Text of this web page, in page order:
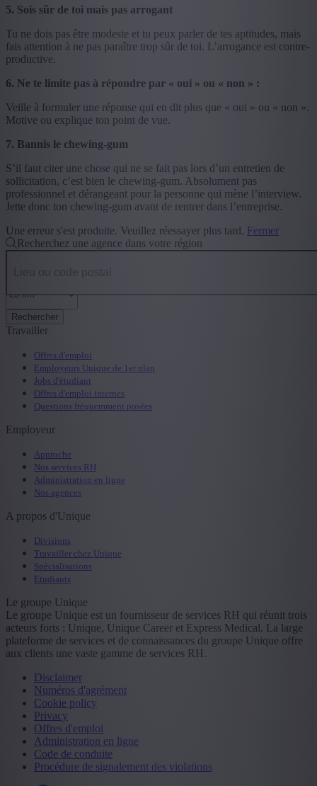
5. Sois sûr de toi mais pas arrogant
Tu ne dois pas être modeste et tu peux parler de tes aptitudes, mais
fais attention à ne pas paraître trop sûr de toi. L’arrogance est contre-
productive.
6. Ne te limite pas à répondre par « oui » ou « non » :
Veille à formuler une réponse qui en dit plus que « oui » ou « non ».
Motive ou explique ton point de vue.
7. Bannis le chewing-gum
S’il faut citer une chose qui ne se fait pas lors d’un entretien de
sollicitation, c’est bien le chewing-gum. Absolument pas
professionnel et dérangeant pour la personne qui mène l’interview.
Jette donc ton chewing-gum avant de rentrer dans l’entreprise.
Une erreur s'est produite. Veuillez réessayer plus tard. Fermer
Recherchez une agence dans votre région
Rechercher
Travailler
Offres d'emploi
Employeurs Unique de 1er plan
Jobs d'étudiant
Offres d'emploi internes
Questions fréquemment posées
Employeur
Approche
Nos services RH
Administration en ligne
Nos agences
A propos d'Unique
Divisions
Travailler chez Unique
Spécialisations
Etudiants
Le groupe Unique
Le groupe Unique est un fournisseur de services RH qui réunit trois
acteurs forts : Unique, Unique Career et Express Medical. La large
plateforme de services et de connaissances du groupe Unique offre
aux clients une vaste gamme de services RH.
Disclaimer
Numéros d'agrément
Cookie policy
Privacy
Offres d'emploi
Administration en ligne
Code de conduite
Procédure de signalement des violations